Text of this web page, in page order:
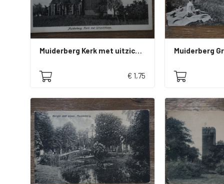
Muiderberg Kerk met uitzichttoren
€ 1,75
Muiderberg